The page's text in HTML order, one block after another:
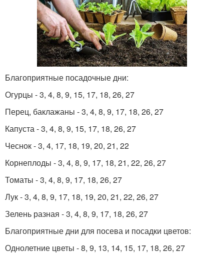
Благоприятные посадочные дни:
Огурцы - 3, 4, 8, 9, 15, 17, 18, 26, 27
Перец, баклажаны - 3, 4, 8, 9, 17, 18, 26, 27
Капуста - 3, 4, 8, 9, 15, 17, 18, 26, 27
Чеснок - 3, 4, 17, 18, 19, 20, 21, 22
Корнеплоды - 3, 4, 8, 9, 17, 18, 21, 22, 26, 27
Томаты - 3, 4, 8, 9, 17, 18, 26, 27
Лук - 3, 4, 8, 9, 17, 18, 19, 20, 21, 22, 26, 27
Зелень разная - 3, 4, 8, 9, 17, 18, 26, 27
Благоприятные дни для посева и посадки цветов:
Однолетние цветы - 8, 9, 13, 14, 15, 17, 18, 26, 27